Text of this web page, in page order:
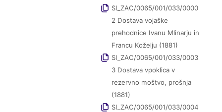
SI_ZAC/0065/001/033/0000
2 Dostava vojaške
prehodnice Ivanu Mlinarju in
Francu Koželju (1881)
SI_ZAC/0065/001/033/0003
3 Dostava vpoklica v
rezervno moštvo, prošnja
(1881)
SI_ZAC/0065/001/033/0004